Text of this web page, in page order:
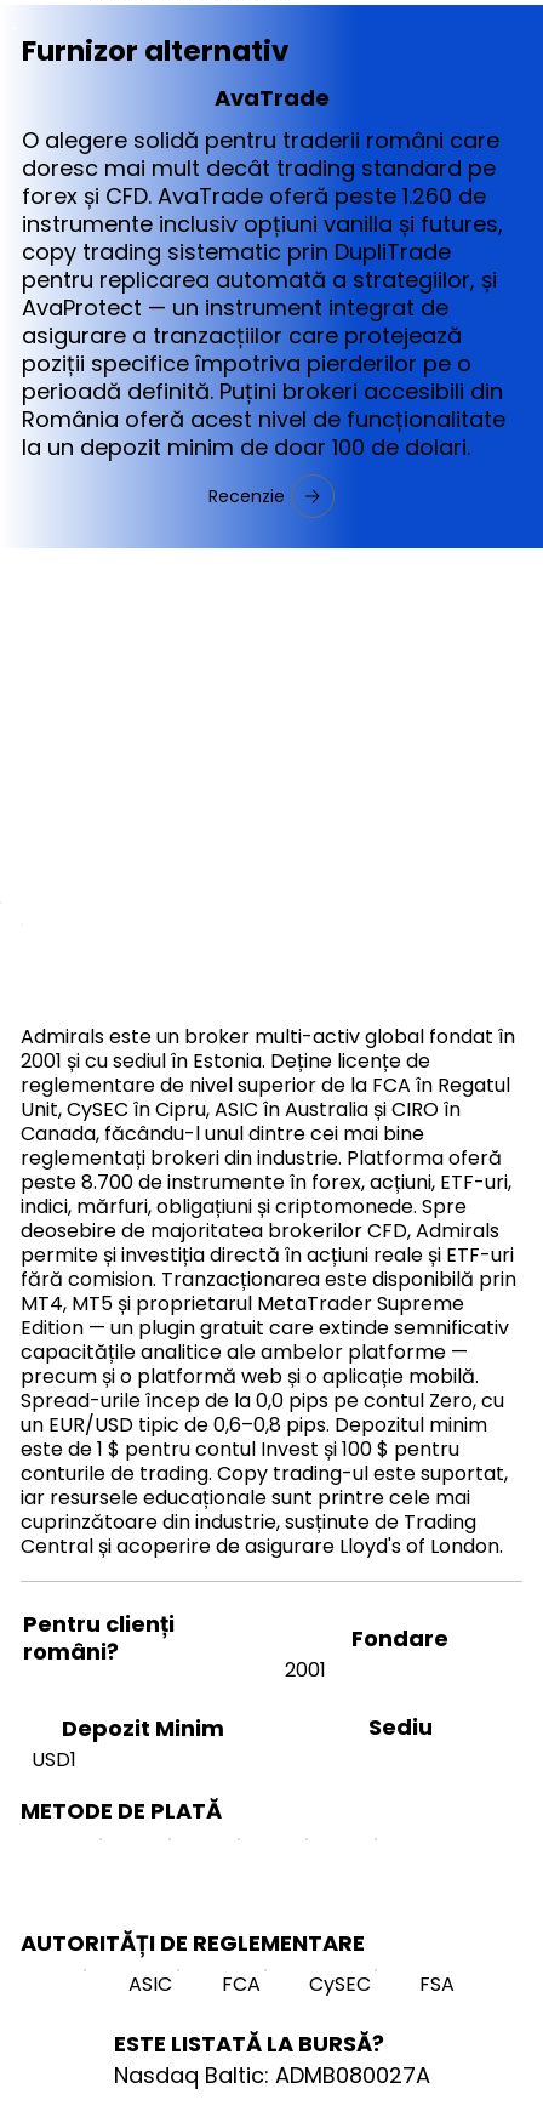
Furnizor alternativ
AvaTrade
O alegere solidă pentru traderii români care
doresc mai mult decât trading standard pe
forex și CFD. AvaTrade oferă peste 1.260 de
instrumente inclusiv opțiuni vanilla și futures,
copy trading sistematic prin DupliTrade
pentru replicarea automată a strategiilor, și
AvaProtect — un instrument integrat de
asigurare a tranzacțiilor care protejează
poziții specifice împotriva pierderilor pe o
perioadă definită. Puțini brokeri accesibili din
România oferă acest nivel de funcționalitate
la un depozit minim de doar 100 de dolari.
Recenzie
Admirals este un broker multi-activ global fondat în
2001 și cu sediul în Estonia. Deține licențe de
reglementare de nivel superior de la FCA în Regatul
Unit, CySEC în Cipru, ASIC în Australia și CIRO în
Canada, făcându-l unul dintre cei mai bine
reglementați brokeri din industrie. Platforma oferă
peste 8.700 de instrumente în forex, acțiuni, ETF-uri,
indici, mărfuri, obligațiuni și criptomonede. Spre
deosebire de majoritatea brokerilor CFD, Admirals
permite și investiția directă în acțiuni reale și ETF-uri
fără comision. Tranzacționarea este disponibilă prin
MT4, MT5 și proprietarul MetaTrader Supreme
Edition — un plugin gratuit care extinde semnificativ
capacitățile analitice ale ambelor platforme —
precum și o platformă web și o aplicație mobilă.
Spread-urile încep de la 0,0 pips pe contul Zero, cu
un EUR/USD tipic de 0,6–0,8 pips. Depozitul minim
este de 1 $ pentru contul Invest și 100 $ pentru
conturile de trading. Copy trading-ul este suportat,
iar resursele educaționale sunt printre cele mai
cuprinzătoare din industrie, susținute de Trading
Central și acoperire de asigurare Lloyd's of London.
Pentru clienți
români?
Fondare
2001
Depozit Minim
USD1
Sediu
METODE DE PLATĂ
AUTORITĂȚI DE REGLEMENTARE
ASIC FCA CySEC FSA
ESTE LISTATĂ LA BURSĂ?
Nasdaq Baltic: ADMB080027A